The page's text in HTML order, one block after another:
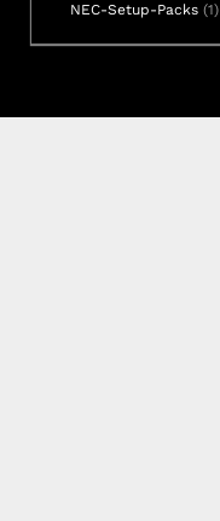
Produkt
NEC-Setup-Packs 11